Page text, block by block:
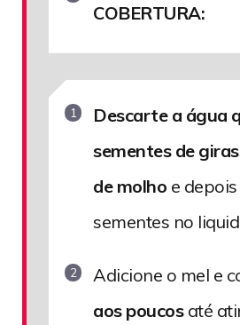
COBERTURA:
Descarte a água
sementes de
de molho e
sementes no
Adicione o mel e
aos poucosaté